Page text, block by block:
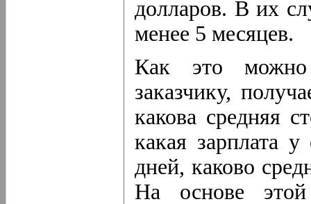
долларов. В их
менее 5 месяцев.
Как это
заказчику,
какова средняя
какая зарплата у
дней, каково
На основе